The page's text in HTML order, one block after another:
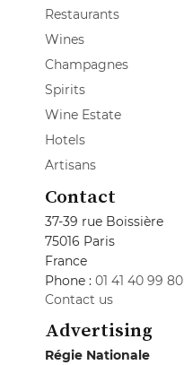
Restaurants
Wines
Champagnes
Spirits
Wine Estate
Hotels
Artisans
Contact
37-39 rue Boissière
75016 Paris
France
Phone : 01 41 40 99 80
Contact us
Advertising
Régie Nationale